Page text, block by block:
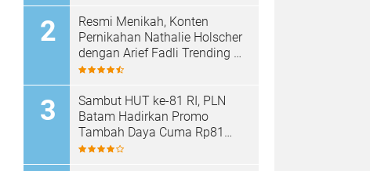
Resmi Menikah, Konten
Pernikahan Nathalie Holscher
dengan Arief Fadli Trending di
TikTok, Tembus 75 Juta
Sambut HUT ke-81 RI, PLN
Batam Hadirkan Promo
Tambah Daya Cuma Rp81
Ribu